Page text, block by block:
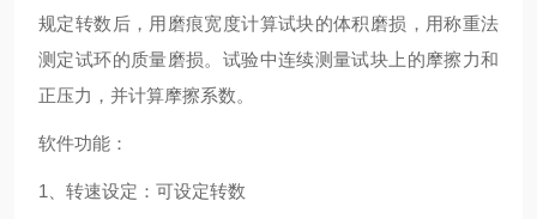
规定转数后，用磨痕宽度计算试块的体积磨损，用称重法
测定试环的质量磨损。试验中连续测量试块上的摩擦力和
正压力，并计算摩擦系数。
软件功能：
1、转速设定：可设定转数